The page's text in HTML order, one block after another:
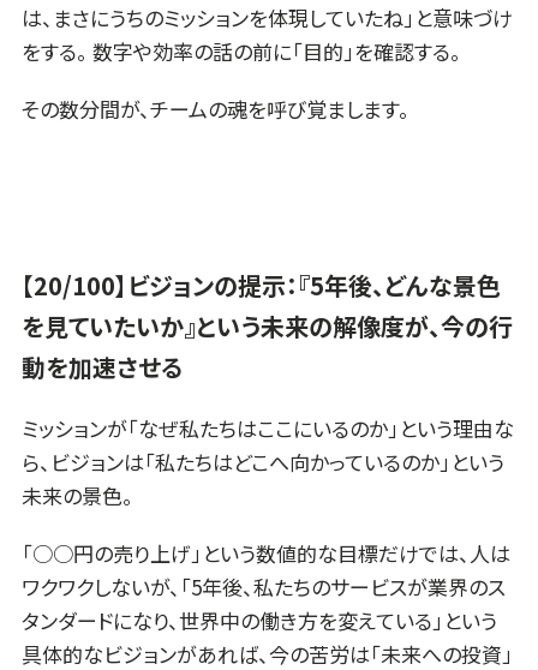
は、まさにうちのミッションを体現していたね」と意味づけ
をする。 数字や効率の話の前に「目的」を確認する。
その数分間が、チームの魂を呼び覚まします。
【20/100】ビジョンの提示：『5年後、どんな景色
を見ていたいか』という未来の解像度が、今の行
動を加速させる
ミッションが「なぜ私たちはここにいるのか」という理由な
ら、ビジョンは「私たちはどこへ向かっているのか」という
未来の景色。
「○○円の売り上げ」という数値的な目標だけでは、人は
ワクワクしないが、「5年後、私たちのサービスが業界のス
タンダードになり、世界中の働き方を変えている」という
具体的なビジョンがあれば、今の苦労は「未来への投資」